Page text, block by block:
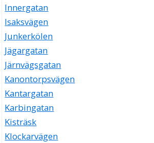
Innergatan
Isaksvägen
Junkerkölen
Jägargatan
Järnvägsgatan
Kanontorpsvägen
Kantargatan
Karbingatan
Kisträsk
Klockarvägen